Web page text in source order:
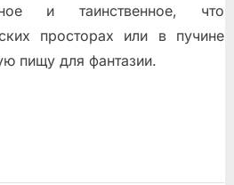
и таинственное, что
просторах или в пучине
пищу для фантазии.